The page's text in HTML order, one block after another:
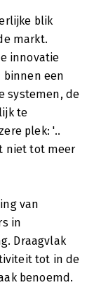
blik
markt.
innovatie
binnen een
systemen, de
te
plek: '..
niet tot meer
van
in
Draagvlak
tot in de
benoemd.